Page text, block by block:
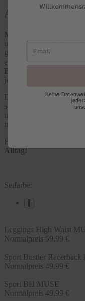
Activewear
MUSE
unterwegs, mithohem
geschnittenen Teile
ein Wohlgefühl ohne
Bewegungsfreiheit
jedes Abenteuer. Hol
Das Material, bestehend
schnell nachwachsender
umweltfreundlich,
intensive Workouts und
Entdecke jetzt dein neues
Alltag!
Setfarbe:
Leggings High Waist
Normalpreis 59,99 €
Sport Bustier Racerback
Normalpreis 49,99 €
Sport BH MUSE
Normalpreis 49,99 €
Keine